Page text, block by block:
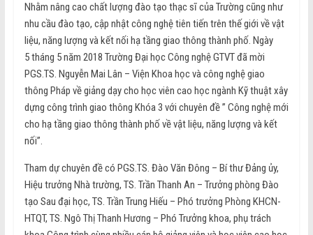
Nhằm nâng cao chất lượng đào tạo thạc sĩ của Trường cũng như
nhu cầu đào tạo, cập nhật công nghệ tiên tiến trên thế giới về vật
liệu, năng lượng và kết nối hạ tầng giao thông thành phố. Ngày
5 tháng 5 năm 2018 Trường Đại học Công nghệ GTVT đã mời
PGS.TS. Nguyễn Mai Lân – Viện Khoa học và công nghệ giao
thông Pháp về giảng dạy cho học viên cao học ngành Kỹ thuật xây
dựng công trình giao thông Khóa 3 với chuyên đề ” Công nghệ mới
cho hạ tầng giao thông thành phố về vật liệu, năng lượng và kết
nối”.
Tham dự chuyên đề có PGS.TS. Đào Văn Đông – Bí thư Đảng ủy,
Hiệu trưởng Nhà trường, TS. Trần Thanh An – Trưởng phòng Đào
tạo Sau đại học, TS. Trần Trung Hiếu – Phó trưởng Phòng KHCN-
HTQT, TS. Ngô Thị Thanh Hương – Phó Trưởng khoa, phụ trách